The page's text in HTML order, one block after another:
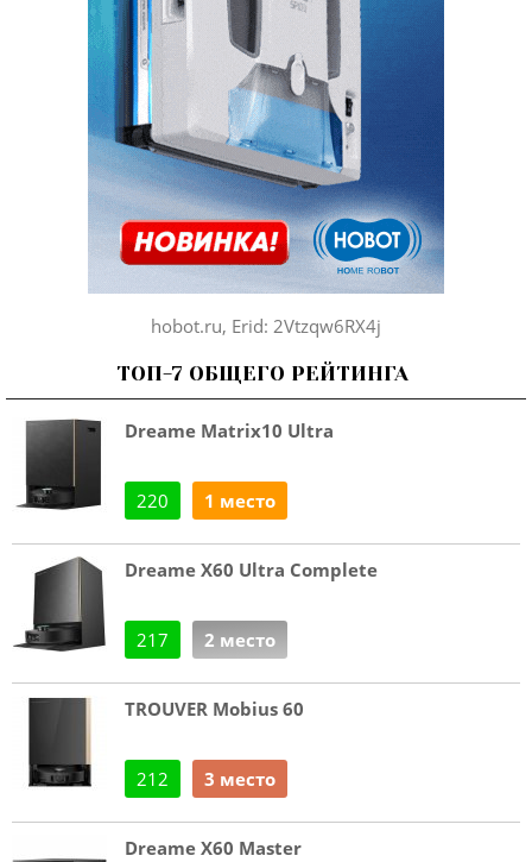
hobot.ru, Erid: 2Vtzqw6RX4j
ТОП-7 ОБЩЕГО РЕЙТИНГА
Dreame Matrix10 Ultra
220 1 место
Dreame X60 Ultra Complete
217 2 место
TROUVER Mobius 60
212 3 место
Dreame X60 Master